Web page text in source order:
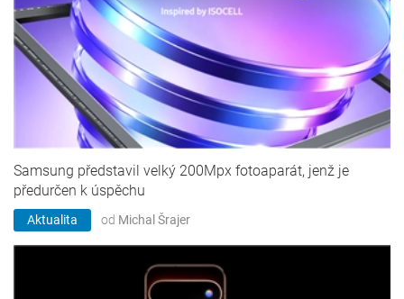
Samsung představil velký 200Mpx fotoaparát, jenž je
předurčen k úspěchu
Aktualita od Michal Šrajer